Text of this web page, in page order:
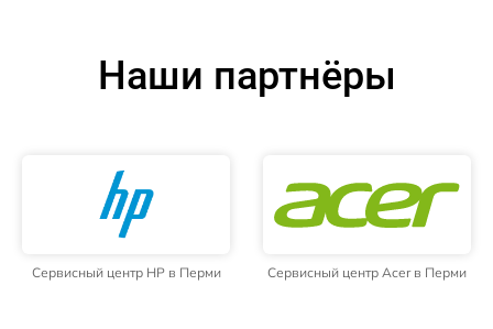
Наши партнёры
Сервисный центр HP в Перми Сервисный центр Acer в Перми